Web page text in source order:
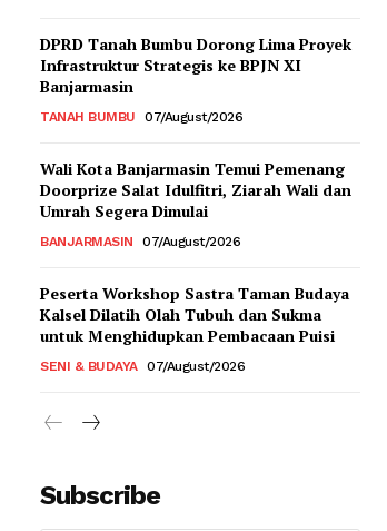
DPRD Tanah Bumbu Dorong Lima Proyek
Infrastruktur Strategis ke BPJN XI
Banjarmasin
TANAH BUMBU 07/August/2026
Wali Kota Banjarmasin Temui Pemenang
Doorprize Salat Idulfitri, Ziarah Wali dan
Umrah Segera Dimulai
BANJARMASIN 07/August/2026
Peserta Workshop Sastra Taman Budaya
Kalsel Dilatih Olah Tubuh dan Sukma
untuk Menghidupkan Pembacaan Puisi
SENI & BUDAYA 07/August/2026
Subscribe